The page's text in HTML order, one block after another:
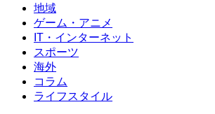
地域
ゲーム・アニメ
IT・インターネット
スポーツ
海外
コラム
ライフスタイル